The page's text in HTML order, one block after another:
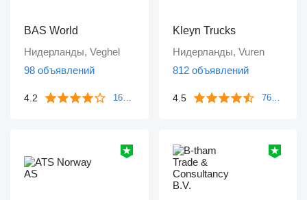
BAS World
Нидерланды, Veghel
98 объявлений
4.2 1643 отзыва
Kleyn Trucks
Нидерланды, Vuren
812 объявлений
4.5 763 отзыва